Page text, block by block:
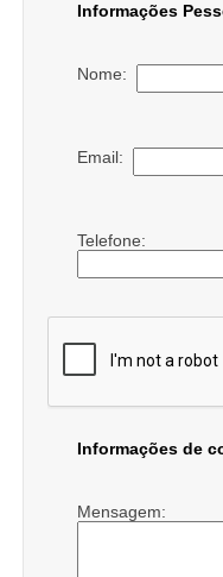
Informações
Nome:
Email:
Telefone:
Informações de
Mensagem: